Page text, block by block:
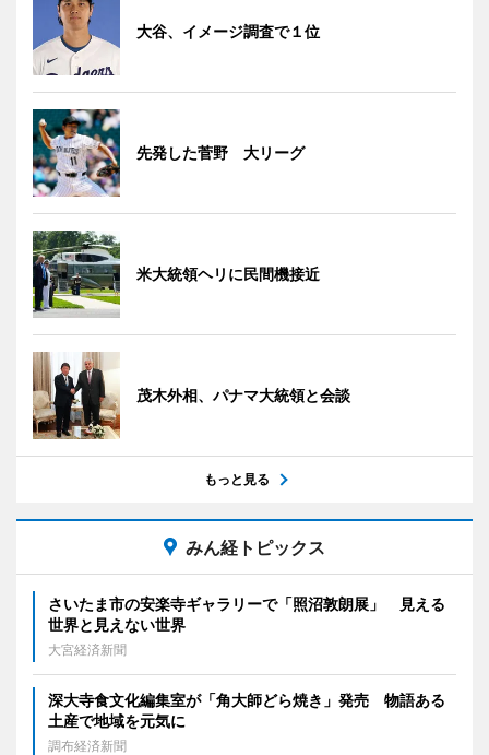
大谷、イメージ調査で１位
先発した菅野 大リーグ
米大統領ヘリに民間機接近
茂木外相、パナマ大統領と会談
もっと見る
みん経トピックス
さいたま市の安楽寺ギャラリーで「照沼敦朗展」 見える
世界と見えない世界
大宮経済新聞
深大寺食文化編集室が「角大師どら焼き」発売 物語ある
土産で地域を元気に
調布経済新聞